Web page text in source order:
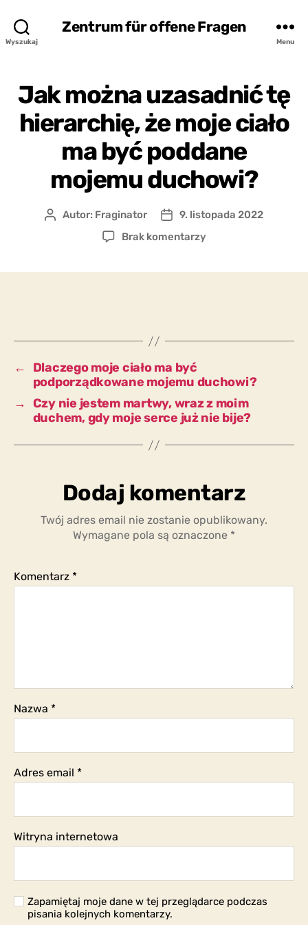
Wyszukaj
Zentrum für offene Fragen
Menu
Jak można uzasadnić tę
hierarchię, że moje ciało
ma być poddane
mojemu duchowi?
AutorAutor: Fraginator
Data
wpisu
9. listopada 2022
Brak komentarzydo
moje
być
poddane
mojemu
←
Dlaczego moje ciało ma być
podporządkowane mojemu duchowi?
→ Czy nie jestem martwy, wraz z moim
duchem, gdy moje serce już nie bije?
Dodaj komentarz
Twój adres email nie zostanie opublikowany.
Wymagane pola są oznaczone *
Komentarz *
Nazwa *
Adres email *
Witryna internetowa
Zapamiętaj moje dane w tej przeglądarce podczas
pisania kolejnych komentarzy.